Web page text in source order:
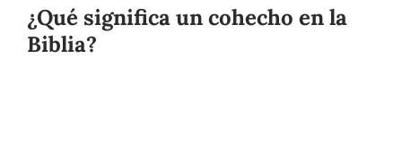
¿Qué significa un cohecho en la
Biblia?